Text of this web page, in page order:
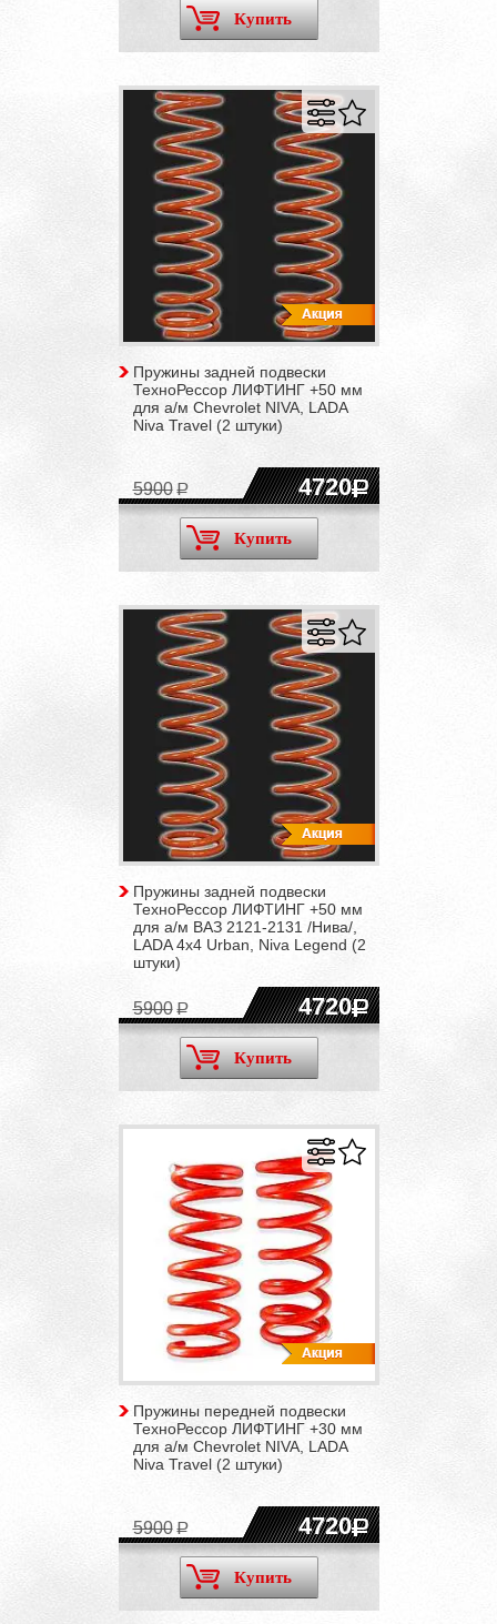
Купить
Пружины задней подвески
ТехноРессор ЛИФТИНГ +50 мм
для а/м Chevrolet NIVA, LADA
Niva Travel (2 штуки)
4720
5900
Купить
Пружины задней подвески
ТехноРессор ЛИФТИНГ +50 мм
для а/м ВАЗ 2121-2131 /Нива/,
LADA 4x4 Urban, Niva Legend (2
штуки)
4720
5900
Купить
Пружины передней подвески
ТехноРессор ЛИФТИНГ +30 мм
для а/м Chevrolet NIVA, LADA
Niva Travel (2 штуки)
4720
5900
Купить